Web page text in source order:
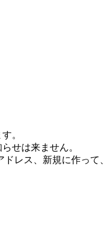
。
せは来ません。
レス、新規に作っ